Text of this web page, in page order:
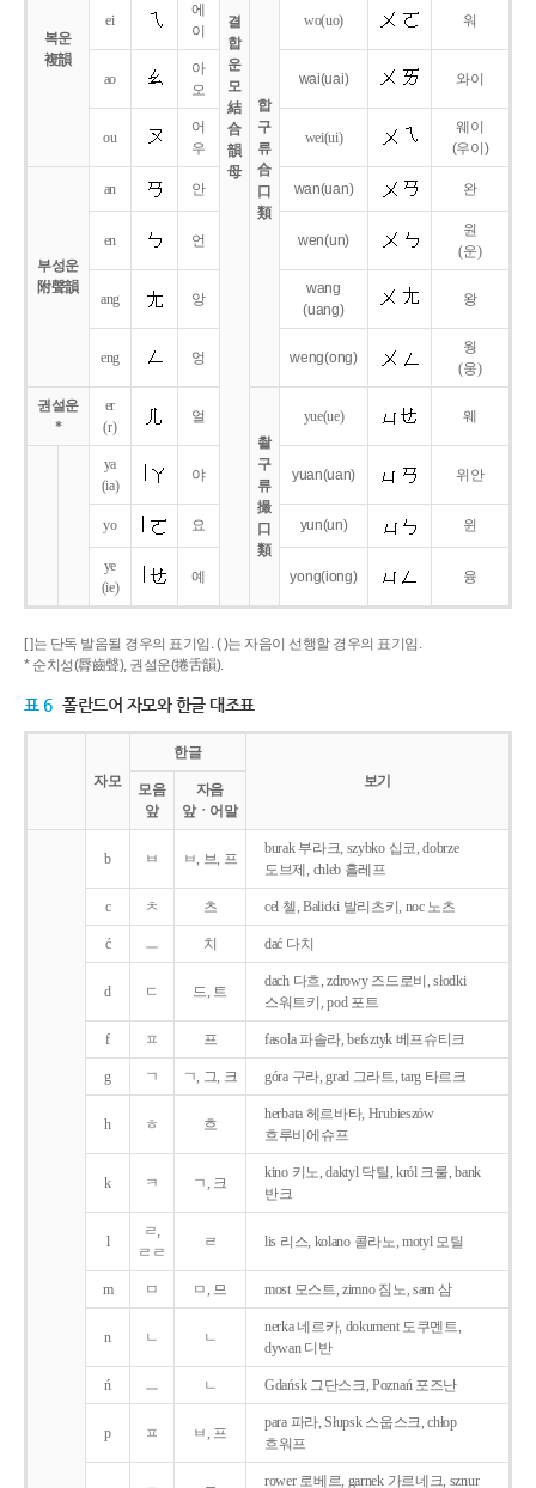
결
합
운
모
結
合
韻
母
복운
複韻
합
구
류
合
口
類
ei
에
이
wo(uo) 워
ao
아
오
wai(uai) 와이
ou
어
우
wei(ui)
웨이
(우이)
부성운
附聲韻
an 안 wan(uan) 완
en 언 wen(un)
원
(운)
ang 앙
wang
(uang)
왕
eng 엉 weng(ong)
웡
(웅)
권설운
*
er
(r)
얼
촬
구
류
撮
口
類
yue(ue) 웨
ya
(ia)
야 yuan(uan) 위안
yo 요 yun(un) 윈
ye
(ie)
예 yong(iong) 융
[ ]는 단독 발음될 경우의 표기임. ( )는 자음이 선행할 경우의 표기임.
* 순치성(脣齒聲), 권설운(捲舌韻).
표 6 폴란드어 자모와 한글 대조표
자모
한글
보기
모음
앞
자음
앞ㆍ어말
b ㅂ ㅂ, 브, 프
burak 부라크, szybko 십코, dobrze
도브제, chleb 흘레프
c ㅊ 츠 cel 첼, Balicki 발리츠키, noc 노츠
ć ㅡ 치 dać 다치
d ㄷ 드, 트
dach 다흐, zdrowy 즈드로비, słodki
스워트키, pod 포트
f ㅍ 프 fasola 파솔라, befsztyk 베프슈티크
g ㄱ ㄱ, 그, 크 góra 구라, grad 그라트, targ 타르크
h ㅎ 흐
herbata 헤르바타, Hrubieszów
흐루비에슈프
k ㅋ ㄱ, 크
kino 키노, daktyl 닥틸, król 크룰, bank
반크
l
ㄹ,
ㄹㄹ
ㄹ lis 리스, kolano 콜라노, motyl 모틸
m ㅁ ㅁ, 므 most 모스트, zimno 짐노, sam 삼
n ㄴ ㄴ
nerka 네르카, dokument 도쿠멘트,
dywan 디반
ń ㅡ ㄴ Gdańsk 그단스크, Poznań 포즈난
p ㅍ ㅂ, 프
para 파라, Słupsk 스웁스크, chłop
흐워프
rower 로베르, garnek 가르네크, sznur